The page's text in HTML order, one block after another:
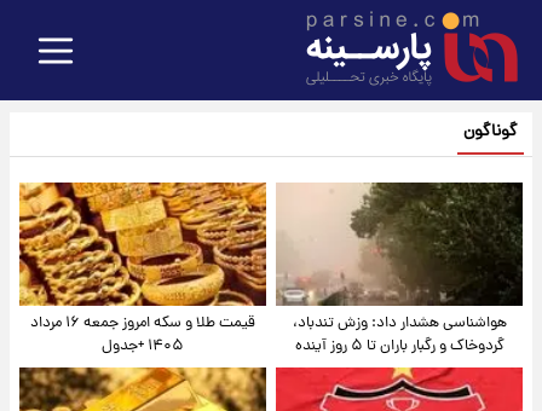
گوناگون
هواشناسی هشدار داد: وزش تندباد،
گردوخاک و رگبار باران تا ۵ روز آینده
قیمت طلا و سکه امروز جمعه ۱۶ مرداد
۱۴۰۵ +جدول